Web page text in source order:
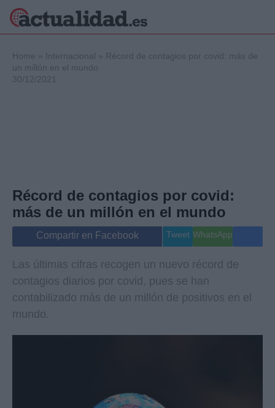
Internacional
Viajes
Gente
Musica
Home » Internacional » Récord de contagios por covid: más de
un millón en el mundo
30/12/2021
Récord de contagios por covid:
más de un millón en el mundo
Compartir en Facebook Tweet WhatsApp
Las últimas cifras recogen un nuevo récord de
contagios diarios por covid, pues se han
contabilizado más de un millón de positivos en el
mundo.